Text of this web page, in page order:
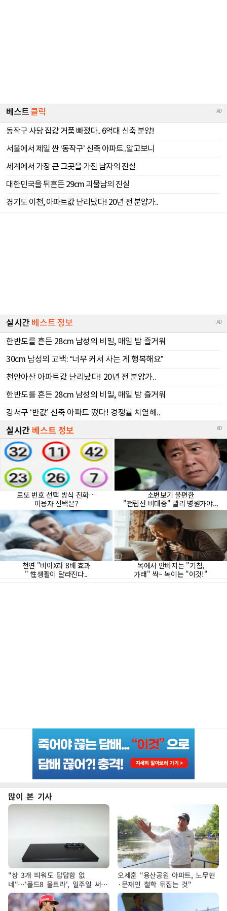
많이 본 기사
"창 3개 띄워도 답답함 없
네"…'폴드8 울트라', 일주일 써보
니
오세훈 "용산공원 아파트, 노무현
·문재인 철학 뒤집는 것"